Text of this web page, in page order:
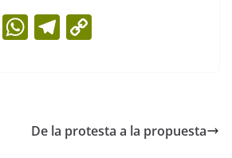
G W
A
T
a Li
De la protesta a la propuesta